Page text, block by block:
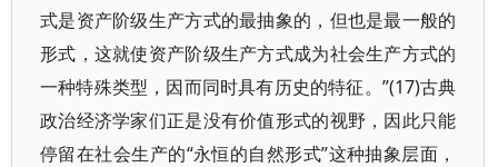
式是资产阶级生产方式的最抽象的，但也是最一般的
形式，这就使资产阶级生产方式成为社会生产方式的
一种特殊类型，因而同时具有历史的特征。”(17)古典
政治经济学家们正是没有价值形式的视野，因此只能
停留在社会生产的“永恒的自然形式”这种抽象层面，